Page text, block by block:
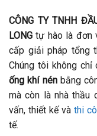
CÔNG TY TNHH
LONG tự hào là đơn
cấp giải pháp tổng
Chúng tôi không chỉ
ống khí nénbằng
mà còn là nhà thầu
vấn, thiết kế và thi
tế.